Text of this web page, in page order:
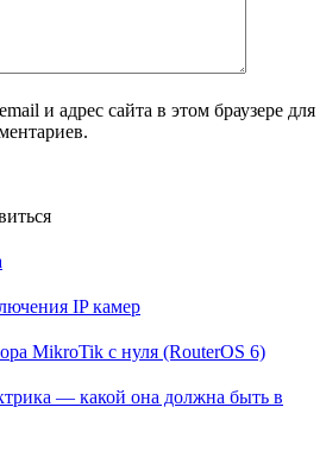
и адрес сайта в этом браузере для
IP камер
MikroTik с нуля (RouterOS 6)
— какой она должна быть в